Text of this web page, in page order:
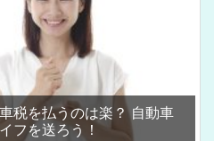
税を払うのは楽？ 自動車
フを送ろう！